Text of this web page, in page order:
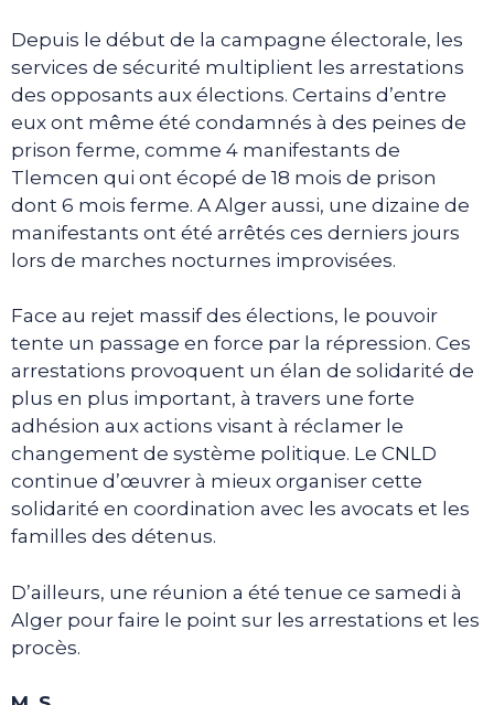
Depuis le début de la campagne électorale, les
services de sécurité multiplient les arrestations
des opposants aux élections. Certains d’entre
eux ont même été condamnés à des peines de
prison ferme, comme 4 manifestants de
Tlemcen qui ont écopé de 18 mois de prison
dont 6 mois ferme. A Alger aussi, une dizaine de
manifestants ont été arrêtés ces derniers jours
lors de marches nocturnes improvisées.
Face au rejet massif des élections, le pouvoir
tente un passage en force par la répression. Ces
arrestations provoquent un élan de solidarité de
plus en plus important, à travers une forte
adhésion aux actions visant à réclamer le
changement de système politique. Le CNLD
continue d’œuvrer à mieux organiser cette
solidarité en coordination avec les avocats et les
familles des détenus.
D’ailleurs, une réunion a été tenue ce samedi à
Alger pour faire le point sur les arrestations et les
procès.